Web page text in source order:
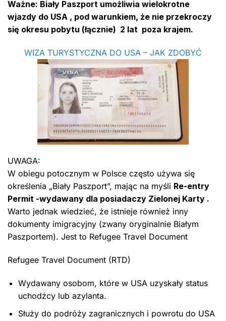
Ważne: Biały Paszport umożliwia wielokrotne
wjazdy do USA , pod warunkiem, że nie przekroczy
się okresu pobytu (łącznie) 2 lat poza krajem.
WIZA TURYSTYCZNA DO USA – JAK ZDOBYĆ
UWAGA:
W obiegu potocznym w Polsce często używa się
określenia „Biały Paszport”, mając na myśli Re-entry
Permit -wydawany dla posiadaczy Zielonej Karty .
Warto jednak wiedzieć, że istnieje również inny
dokumenty imigracyjny (zwany oryginalnie Białym
Paszportem). Jest to Refugee Travel Document
Refugee Travel Document (RTD)
Wydawany osobom, które w USA uzyskały status
uchodźcy lub azylanta.
Służy do podróży zagranicznych i powrotu do USA